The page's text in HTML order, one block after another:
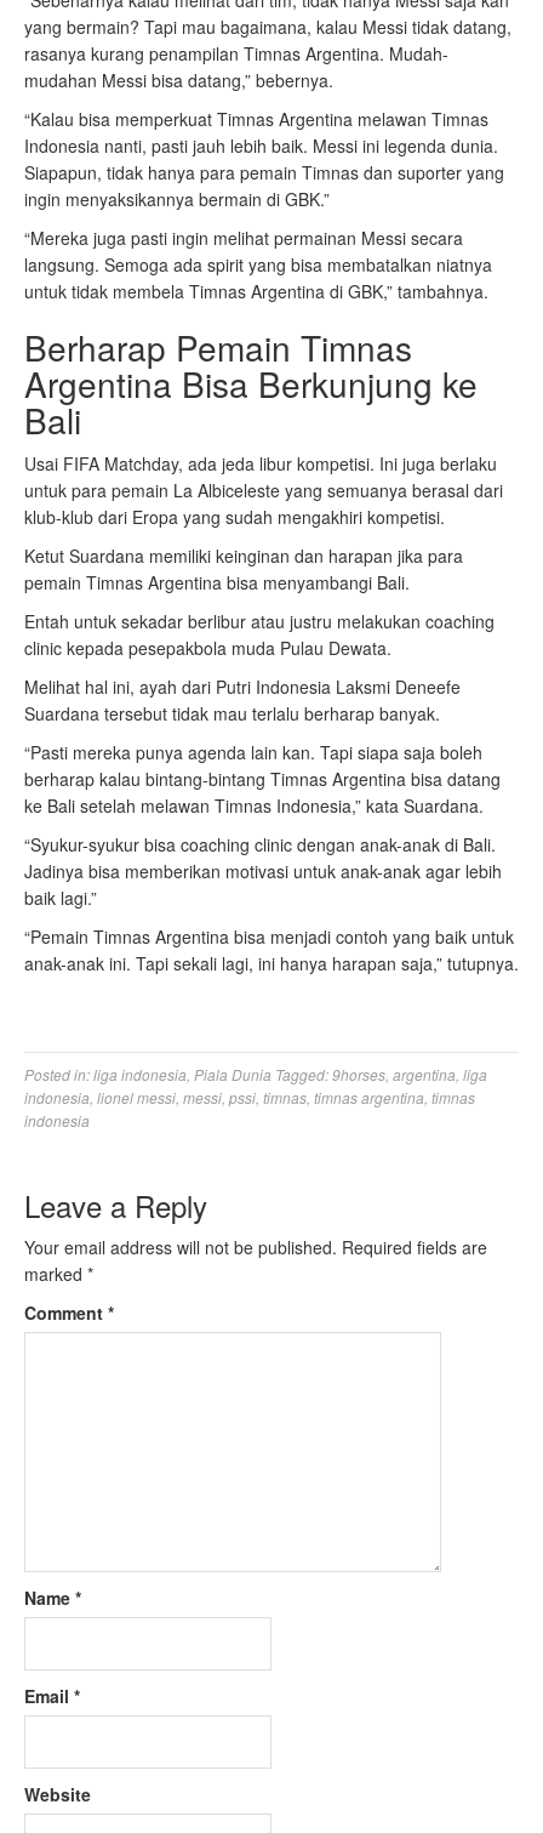
yang bermain? Tapi mau bagaimana, kalau Messi tidak datang,
rasanya kurang penampilan Timnas Argentina. Mudah-
mudahan Messi bisa datang,” bebernya.
“Kalau bisa memperkuat Timnas Argentina melawan Timnas
Indonesia nanti, pasti jauh lebih baik. Messi ini legenda dunia.
Siapapun, tidak hanya para pemain Timnas dan suporter yang
ingin menyaksikannya bermain di GBK.”
“Mereka juga pasti ingin melihat permainan Messi secara
langsung. Semoga ada spirit yang bisa membatalkan niatnya
untuk tidak membela Timnas Argentina di GBK,” tambahnya.
Berharap Pemain Timnas
Argentina Bisa Berkunjung ke
Bali
Usai FIFA Matchday, ada jeda libur kompetisi. Ini juga berlaku
untuk para pemain La Albiceleste yang semuanya berasal dari
klub-klub dari Eropa yang sudah mengakhiri kompetisi.
Ketut Suardana memiliki keinginan dan harapan jika para
pemain Timnas Argentina bisa menyambangi Bali.
Entah untuk sekadar berlibur atau justru melakukan coaching
clinic kepada pesepakbola muda Pulau Dewata.
Melihat hal ini, ayah dari Putri Indonesia Laksmi Deneefe
Suardana tersebut tidak mau terlalu berharap banyak.
“Pasti mereka punya agenda lain kan. Tapi siapa saja boleh
berharap kalau bintang-bintang Timnas Argentina bisa datang
ke Bali setelah melawan Timnas Indonesia,” kata Suardana.
“Syukur-syukur bisa coaching clinic dengan anak-anak di Bali.
Jadinya bisa memberikan motivasi untuk anak-anak agar lebih
baik lagi.”
“Pemain Timnas Argentina bisa menjadi contoh yang baik untuk
anak-anak ini. Tapi sekali lagi, ini hanya harapan saja,” tutupnya.
Posted in:liga indonesia Piala Dunia Tagged:9horses argentina liga
indonesia lionel messi messi pssi timnas timnas argentina timnas
indonesia
Leave a Reply
Your email address will not be published. Required fields are
marked *
Comment *
Name *
Email *
Website